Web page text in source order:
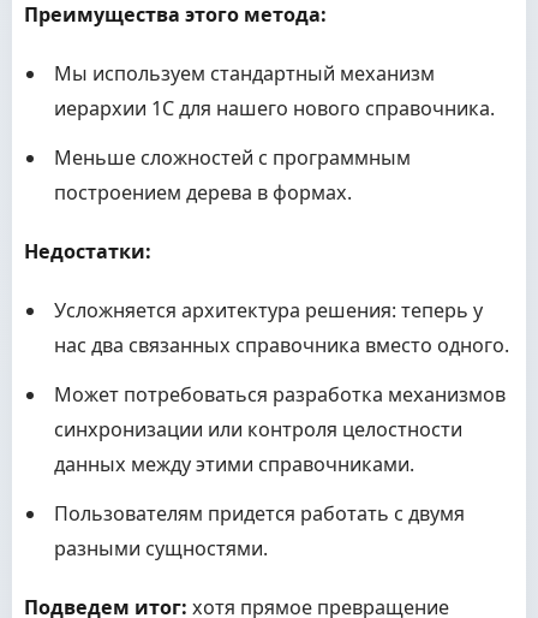
Преимущества этого метода:
Мы используем стандартный механизм
иерархии 1С для нашего нового справочника.
Меньше сложностей с программным
построением дерева в формах.
Недостатки:
Усложняется архитектура решения: теперь у
нас два связанных справочника вместо одного.
Может потребоваться разработка механизмов
синхронизации или контроля целостности
данных между этими справочниками.
Пользователям придется работать с двумя
разными сущностями.
Подведем итог: хотя прямое превращение